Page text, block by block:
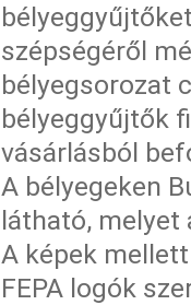
szépségéről
bélyegsorozat
bélyeggyűjtők
vásárlásból
A bélyegeken
látható, melyet
A képek
FEPA logók